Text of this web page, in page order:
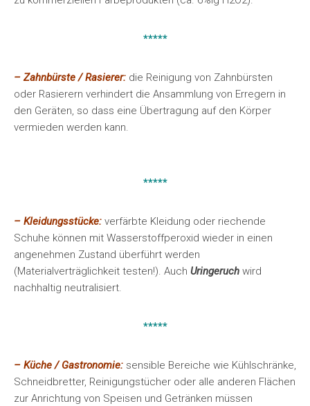
*****
– Zahnbürste / Rasierer: die Reinigung von Zahnbürsten
oder Rasierern verhindert die Ansammlung von Erregern in
den Geräten, so dass eine Übertragung auf den Körper
vermieden werden kann.
*****
– Kleidungsstücke: verfärbte Kleidung oder riechende
Schuhe können mit Wasserstoffperoxid wieder in einen
angenehmen Zustand überführt werden
(Materialverträglichkeit testen!). Auch Uringeruch wird
nachhaltig neutralisiert.
*****
– Küche / Gastronomie: sensible Bereiche wie Kühlschränke,
Schneidbretter, Reinigungstücher oder alle anderen Flächen
zur Anrichtung von Speisen und Getränken müssen